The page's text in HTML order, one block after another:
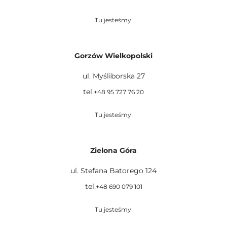
Tu jesteśmy!
Gorzów Wielkopolski
ul. Myśliborska 27
tel.+48 95 727 76 20
Tu jesteśmy!
Zielona Góra
ul. Stefana Batorego 124
tel.+48 690 079 101
Tu jesteśmy!